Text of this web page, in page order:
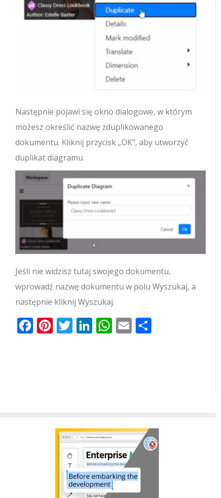
Następnie pojawi się okno dialogowe, w którym
możesz określić nazwę zduplikowanego
dokumentu. Kliknij przycisk „OK”, aby utworzyć
duplikat diagramu.
Jeśli nie widzisz tutaj swojego dokumentu,
wprowadź nazwę dokumentu w polu Wyszukaj, a
następnie kliknij Wyszukaj.
Facebook
Pinterest
Twitter
LinkedIn
WhatsApp
Email